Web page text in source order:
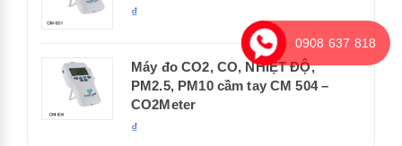
₫
Máy đo CO2, CO, NHIỆT ĐỘ,
PM2.5, PM10 cầm tay CM 504 –
CO2Meter
₫
0908 637 818